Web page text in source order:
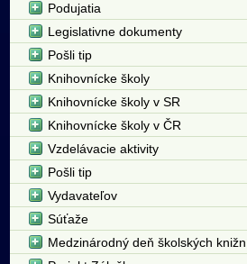
Podujatia
Legislativne dokumenty
Pošli tip
Knihovnícke školy
Knihovnícke školy v SR
Knihovnícke školy v ČR
Vzdelávacie aktivity
Pošli tip
Vydavateľov
Súťaže
Medzinárodný deň školských